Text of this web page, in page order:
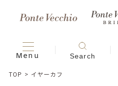
TOP > イヤーカフ